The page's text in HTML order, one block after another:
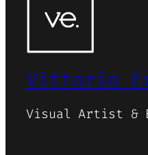
Vittorio
Visual Artist &